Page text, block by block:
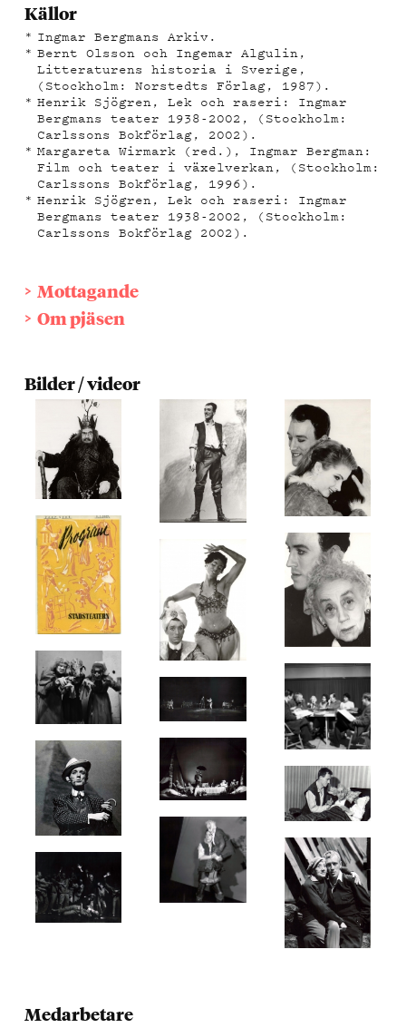
Källor
Ingmar Bergmans Arkiv.
Bernt Olsson och Ingemar Algulin,
Litteraturens historia i Sverige,
(Stockholm: Norstedts Förlag, 1987).
Henrik Sjögren, Lek och raseri: Ingmar
Bergmans teater 1938-2002, (Stockholm:
Carlssons Bokförlag, 2002).
Margareta Wirmark (red.), Ingmar Bergman:
Film och teater i växelverkan, (Stockholm:
Carlssons Bokförlag, 1996).
Henrik Sjögren, Lek och raseri: Ingmar
Bergmans teater 1938-2002, (Stockholm:
Carlssons Bokförlag 2002).
Mottagande
Om pjäsen
Bilder / videor
Medarbetare